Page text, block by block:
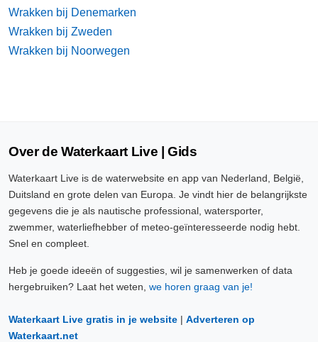
Wrakken bij Denemarken
Wrakken bij Zweden
Wrakken bij Noorwegen
Over de Waterkaart Live | Gids
Waterkaart Live is de waterwebsite en app van Nederland, België,
Duitsland en grote delen van Europa. Je vindt hier de belangrijkste
gegevens die je als nautische professional, watersporter,
zwemmer, waterliefhebber of meteo-geïnteresseerde nodig hebt.
Snel en compleet.
Heb je goede ideeën of suggesties, wil je samenwerken of data
hergebruiken? Laat het weten, we horen graag van je!
Waterkaart Live gratis in je website | Adverteren op
Waterkaart.net